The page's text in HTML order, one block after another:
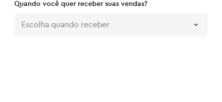
Quando você quer receber suas vendas?
Escolha quando receber